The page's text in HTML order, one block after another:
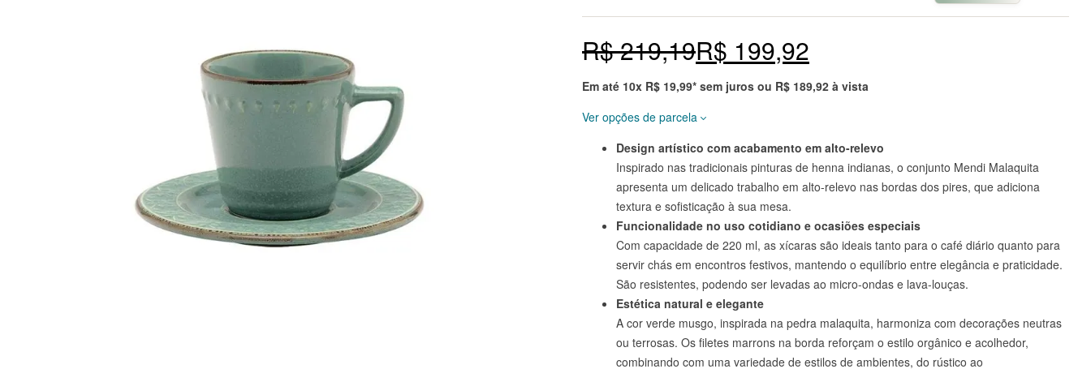
de 5
em
avaliaçõ
de
em
ace.
R$219,19R$ 199,92
Em até 10x R$ 19,99* sem juros ou R$ 189,92 à vista
Ver opções de parcela
R$189,92
R$199,92
R$199,92
R$ 199,92
Design artístico com acabamento em alto-relevo
Inspirado nas tradicionais pinturas de henna indianas, o conjunto Mendi Malaquita
apresenta um delicado trabalho em alto-relevo nas bordas dos pires, que adiciona
textura e sofisticação à sua mesa.
Funcionalidade no uso cotidiano e ocasiões especiais
Com capacidade de 220 ml, as xícaras são ideais tanto para o café diário quanto para
servir chás em encontros festivos, mantendo o equilíbrio entre elegância e praticidade.
São resistentes, podendo ser levadas ao micro-ondas e lava-louças.
Estética natural e elegante
A cor verde musgo, inspirada na pedra malaquita, harmoniza com decorações neutras
ou terrosas. Os filetes marrons na borda reforçam o estilo orgânico e acolhedor,
combinando com uma variedade de estilos de ambientes, do rústico ao